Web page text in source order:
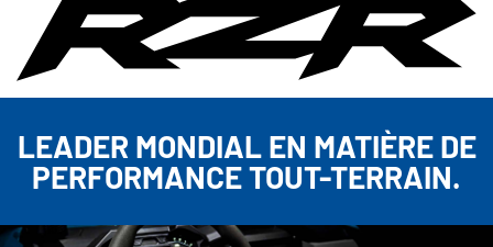
LEADER MONDIAL EN MATIÈRE DE
PERFORMANCE TOUT-TERRAIN.